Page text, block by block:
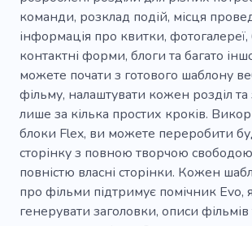
команди, розклад подій, місця
інформація про квитки,
контактні форми, блоги та багато
можете почати з готового шаблону
фільму, налаштувати кожен розділ та
лише за кілька простих кроків.
блоки Flex, ви можете переробити
сторінку з повною творчою
повністю власні сторінки. Кожен
про фільми підтримує помічник Evo,
генерувати заголовки, описи